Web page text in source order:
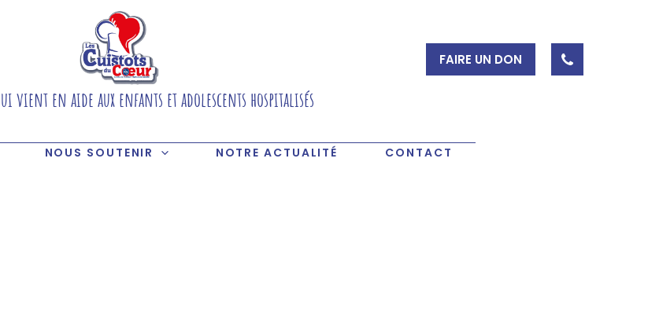
vient en aide aux enfants et adolescents hospitalisés
FAIRE UN DON
NOUS SOUTENIR NOTRE ACTUALITÉ CONTACT